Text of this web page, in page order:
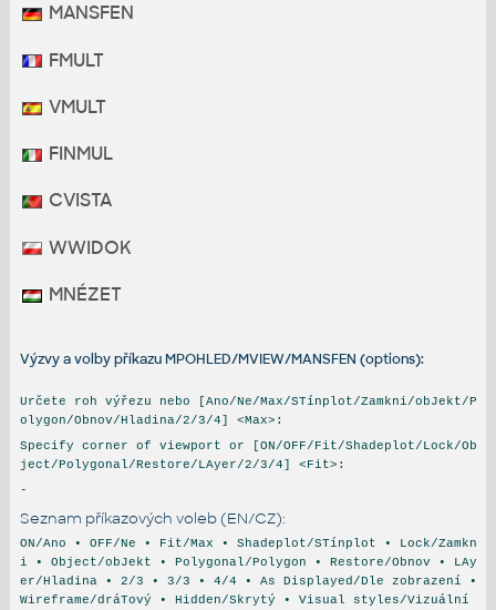
MANSFEN
FMULT
VMULT
FINMUL
CVISTA
WWIDOK
MNÉZET
Výzvy a volby příkazu MPOHLED/MVIEW/MANSFEN (options):
Určete roh výřezu nebo [Ano/Ne/Max/STínplot/Zamkni/obJekt/P
olygon/Obnov/Hladina/2/3/4] <Max>:
Specify corner of viewport or [ON/OFF/Fit/Shadeplot/Lock/Ob
ject/Polygonal/Restore/LAyer/2/3/4] <Fit>:
-
Seznam příkazových voleb (EN/CZ):
ON/Ano • OFF/Ne • Fit/Max • Shadeplot/STínplot • Lock/Zamkn
i • Object/obJekt • Polygonal/Polygon • Restore/Obnov • LAy
er/Hladina • 2/3 • 3/3 • 4/4 • As Displayed/Dle zobrazení •
Wireframe/dráTový • Hidden/Skrytý • Visual styles/Vizuální